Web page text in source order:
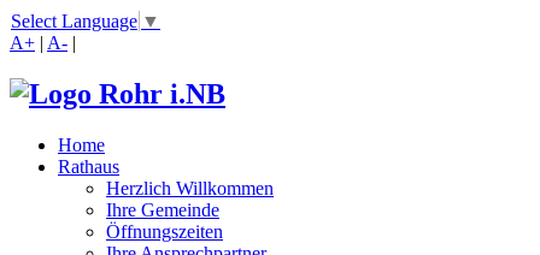
Select Language ▼
A+ | A- |
Home
Rathaus
Herzlich Willkommen
Ihre Gemeinde
Öffnungszeiten